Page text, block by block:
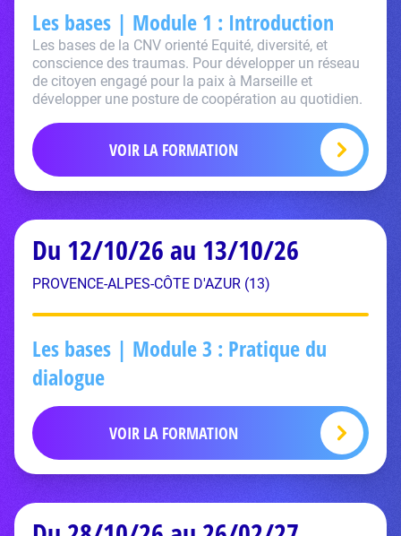
Les bases | Module 1 : Introduction
Les bases de la CNV orienté Equité, diversité, et
conscience des traumas. Pour développer un réseau
de citoyen engagé pour la paix à Marseille et
développer une posture de coopération au quotidien.
VOIR LA FORMATION
Du 12/10/26 au 13/10/26
PROVENCE-ALPES-CÔTE D'AZUR (13)
Les bases | Module 3 : Pratique du
dialogue
VOIR LA FORMATION